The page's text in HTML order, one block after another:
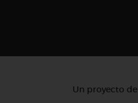
Un proyecto de